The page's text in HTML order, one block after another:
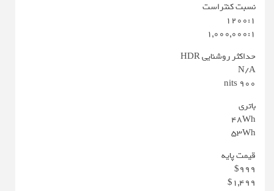
نسبت کنتراست
1200:1
1,000,000:1
حداکثر روشنایی HDR
N/A
900 nits
باتری
48Wh
53Wh
قیمت پایه
$999
$1,499